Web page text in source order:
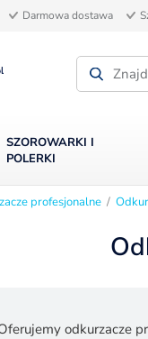
Darmowa dostawa
SZOROWARKI I
POLERKI
profesjonalne /
odkurzacze